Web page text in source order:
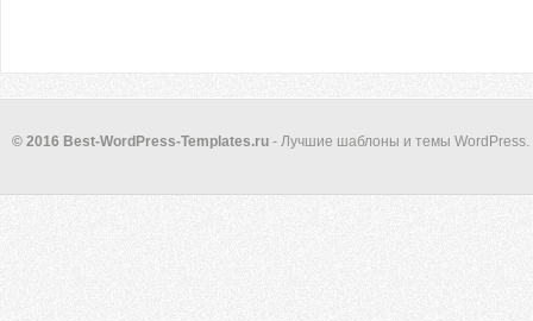
© 2016 Best-WordPress-Templates.ru - Лучшие шаблоны и темы